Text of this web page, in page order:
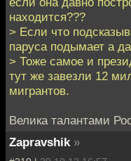
находится???
> Если что
паруса подымает а
> Тоже самое и
тут же завезли 12
мигрантов.
Велика талантами
Zapravshik »